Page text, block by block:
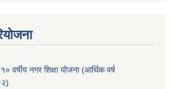
वर्षीय नगर शिक्षा योजना (आर्थिक वर्ष